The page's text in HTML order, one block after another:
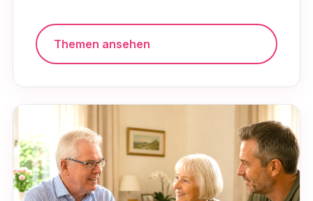
Themen ansehen